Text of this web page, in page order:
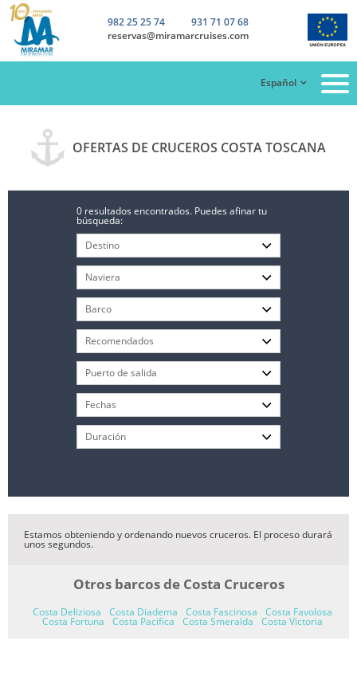
982 25 25 74
931 71 07 68
reservas@miramarcruises.com
Español
OFERTAS DE CRUCEROS COSTA TOSCANA
0 resultados encontrados. Puedes afinar tu
búsqueda:
Estamos obteniendo y ordenando nuevos cruceros. El proceso durará
unos segundos.
Otros barcos de Costa Cruceros
Costa Deliziosa Costa Diadema Costa Fascinosa Costa Favolosa
Costa Fortuna Costa Pacifica Costa Smeralda Costa Victoria